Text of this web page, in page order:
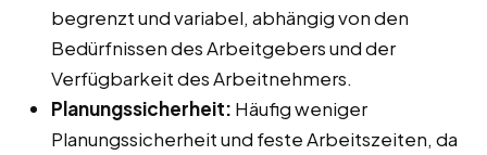
begrenzt und variabel, abhängig von den
Bedürfnissen des Arbeitgebers und der
Verfügbarkeit des Arbeitnehmers.
Planungssicherheit: Häufig weniger
Planungssicherheit und feste Arbeitszeiten, da